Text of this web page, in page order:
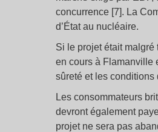
concurrence [7]. La
d’État au nucléaire.
Si le projet était malgré
en cours à Flamanville
sûreté et les conditions
Les consommateurs
devront également
projet ne sera pas